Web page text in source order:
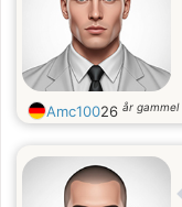
Amc10026 år gammel